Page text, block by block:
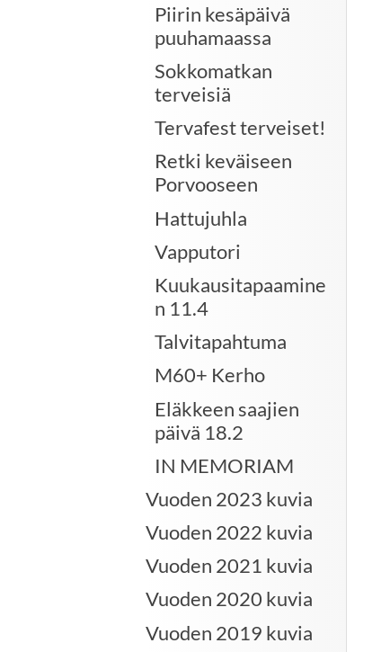
Piirin kesäpäivä
puuhamaassa
Sokkomatkan
terveisiä
Tervafest terveiset!
Retki keväiseen
Porvooseen
Hattujuhla
Vapputori
Kuukausitapaamine
n 11.4
Talvitapahtuma
M60+ Kerho
Eläkkeen saajien
päivä 18.2
IN MEMORIAM
Vuoden 2023 kuvia
Vuoden 2022 kuvia
Vuoden 2021 kuvia
Vuoden 2020 kuvia
Vuoden 2019 kuvia